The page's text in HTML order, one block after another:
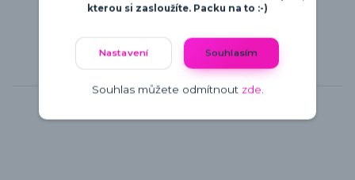
Související zboží 5
kterou si zasloužíte. Packu na to :-)
Nastavení Souhlasím
Souhlas můžete odmítnout zde.